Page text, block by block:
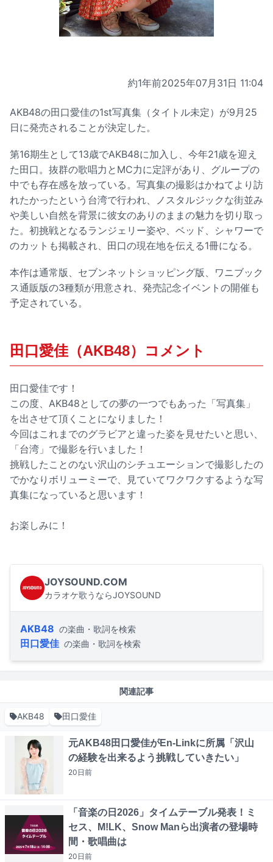
約1年前2025年07月31日 11:04
AKB48の田口愛佳の1st写真集（タイトル未定）が9月25
日に発売されることが決定した。
第16期生として13歳でAKB48に加入し、今年21歳を迎え
た田口。抜群の歌唱力とMC力に定評があり、グループの
中でも存在感を放っている。写真集の撮影はかねてより訪
れたかったという台湾で行われ、ノスタルジックな街並み
や美しい自然を背景に彼女のありのままの魅力を切り取っ
た。初挑戦となるランジェリー姿や、ベッド、シャワーで
のカットも掲載され、田口の現在地を伝える1冊になる。
本作は通常版、セブンネットショッピング版、ワニブック
ス通販版の3種類が用意され、発売記念イベントの開催も
予定されている。
田口愛佳（AKB48）コメント
田口愛佳です！
この度、AKB48としての夢の一つでもあった「写真集」
を出させて頂くことになりました！
今回はこれまでのグラビアと違った姿を見せたいと思い、
「台湾」で撮影を行いました！
挑戦したことのない沢山のシチュエーションで撮影したの
でかなりボリューミーで、見ていてワクワクするような写
真集になっていると思います！
お楽しみに！
JOYSOUND.COM
カラオケ歌うならJOYSOUND
AKB48 の楽曲・歌詞を検索
田口愛佳 の楽曲・歌詞を検索
関連記事
AKB48 田口愛佳
元AKB48田口愛佳がEn-Linkに所属「沢山
の経験を出来るよう挑戦していきたい」
20日前
「音楽の日2026」タイムテーブル発表！ミ
セス、M!LK、Snow Manら出演者の登場時
間・歌唱曲は
20日前